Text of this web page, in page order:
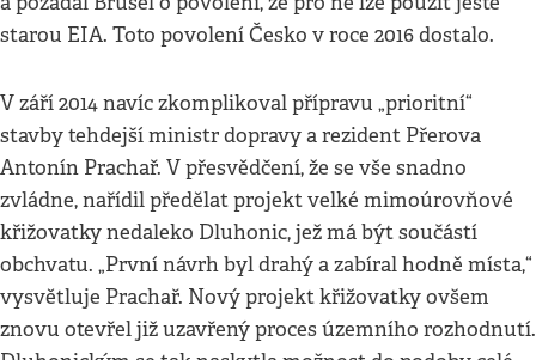
starou EIA. Toto povolení Česko v roce 2016 dostalo.
V září 2014 navíc zkomplikoval přípravu „prioritní“
stavby tehdejší ministr dopravy a rezident Přerova
Antonín Prachař. V přesvědčení, že se vše snadno
zvládne, nařídil předělat projekt velké mimoúrovňové
křižovatky nedaleko Dluhonic, jež má být součástí
obchvatu. „První návrh byl drahý a zabíral hodně místa,“
vysvětluje Prachař. Nový projekt křižovatky ovšem
znovu otevřel již uzavřený proces územního rozhodnutí.